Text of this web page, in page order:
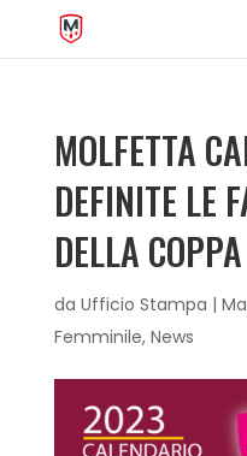
MOLFETTA
DEFINITE LE
DELLA
da Ufficio Stampa |
Femminile, News